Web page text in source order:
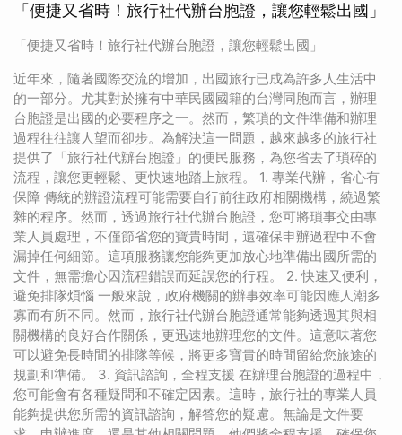
「便捷又省時！旅行社代辦台胞證，讓您輕鬆出國」
「便捷又省時！旅行社代辦台胞證，讓您輕鬆出國」
近年來，隨著國際交流的增加，出國旅行已成為許多人生活中
的一部分。尤其對於擁有中華民國國籍的台灣同胞而言，辦理
台胞證是出國的必要程序之一。然而，繁瑣的文件準備和辦理
過程往往讓人望而卻步。為解決這一問題，越來越多的旅行社
提供了「旅行社代辦台胞證」的便民服務，為您省去了瑣碎的
流程，讓您更輕鬆、更快速地踏上旅程。 1. 專業代辦，省心有
保障 傳統的辦證流程可能需要自行前往政府相關機構，繞過繁
雜的程序。然而，透過旅行社代辦台胞證，您可將瑣事交由專
業人員處理，不僅節省您的寶貴時間，還確保申辦過程中不會
漏掉任何細節。這項服務讓您能夠更加放心地準備出國所需的
文件，無需擔心因流程錯誤而延誤您的行程。 2. 快速又便利，
避免排隊煩惱 一般來說，政府機關的辦事效率可能因應人潮多
寡而有所不同。然而，旅行社代辦台胞證通常能夠透過其與相
關機構的良好合作關係，更迅速地辦理您的文件。這意味著您
可以避免長時間的排隊等候，將更多寶貴的時間留給您旅途的
規劃和準備。 3. 資訊諮詢，全程支援 在辦理台胞證的過程中，
您可能會有各種疑問和不確定因素。這時，旅行社的專業人員
能夠提供您所需的資訊諮詢，解答您的疑慮。無論是文件要